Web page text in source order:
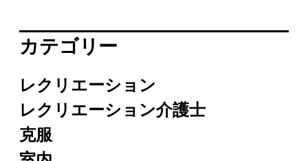
カテゴリー
レクリエーション
レクリエーション介護士
克服